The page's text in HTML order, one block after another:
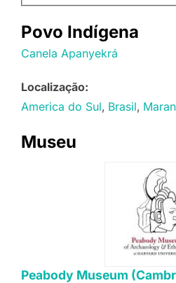
Povo Indígena
Canela Apanyekrá
Localização:
America do Sul Brasil
Museu
Peabody Museum